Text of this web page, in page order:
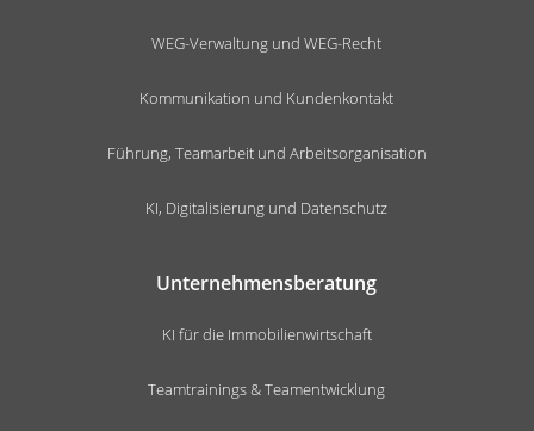
WEG-Verwaltung und WEG-Recht
Kommunikation und Kundenkontakt
Führung, Teamarbeit und Arbeitsorganisation
KI, Digitalisierung und Datenschutz
Unternehmensberatung
KI für die Immobilienwirtschaft
Teamtrainings & Teamentwicklung